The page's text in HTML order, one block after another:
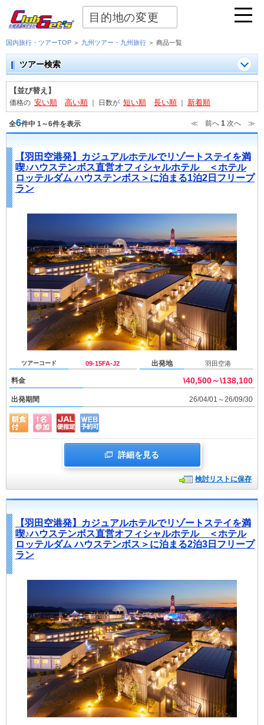
目的地の変更
国内旅行・ツアーTOP ＞ 九州ツアー・九州旅行 ＞ 商品一覧
ツアー検索
【並び替え】
価格の 安い順 高い順 日数が 短い順 長い順 新着順
全6件中 1～6件を表示 ≪ 前へ 1 次へ ≫
【羽田空港発】カジュアルホテルでリゾートステイを満
喫♪ハウステンボス直営オフィシャルホテル ＜ホテル
ロッテルダム ハウステンボス＞に泊まる1泊2日フリープ
ラン
ツアーコード 09-15FA-J2 出発地 羽田空港
料金 \40,500～\138,100
出発期間 26/04/01～26/09/30
詳細を見る
検討リストに保存
【羽田空港発】カジュアルホテルでリゾートステイを満
喫♪ハウステンボス直営オフィシャルホテル ＜ホテル
ロッテルダム ハウステンボス＞に泊まる2泊3日フリープ
ラン